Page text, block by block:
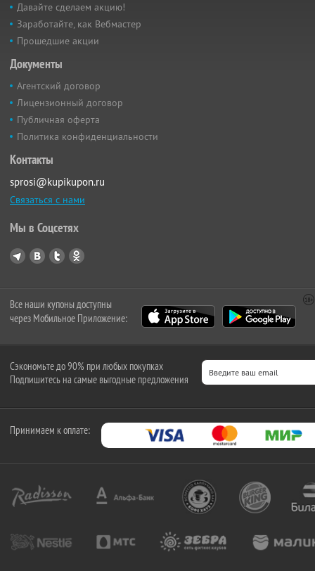
Давайте сделаем акцию!
Заработайте, как Вебмастер
Прошедшие акции
Документы
Агентский договор
Лицензионный договор
Публичная оферта
Политика конфиденциальности
Контакты
sprosi@kupikupon.ru
Связаться с нами
Мы в Соцсетях
Все наши купоны доступны
через Мобильное Приложение:
Сэкономьте до 90% при любых покупках
Подпишитесь на самые выгодные предложения
Принимаем к оплате: